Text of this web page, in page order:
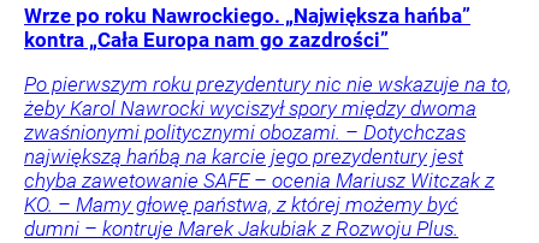
Wrze po roku Nawrockiego. „Największa hańba”
kontra „Cała Europa nam go zazdrości”
Po pierwszym roku prezydentury nic nie wskazuje na to,
żeby Karol Nawrocki wyciszył spory między dwoma
zwaśnionymi politycznymi obozami. – Dotychczas
największą hańbą na karcie jego prezydentury jest
chyba zawetowanie SAFE – ocenia Mariusz Witczak z
KO. – Mamy głowę państwa, z której możemy być
dumni – kontruje Marek Jakubiak z Rozwoju Plus.